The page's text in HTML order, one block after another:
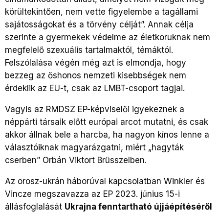
körültekintően, nem vette figyelembe a tagállami
sajátosságokat és a törvény célját”. Annak célja
szerinte a gyermekek védelme az életkoruknak nem
megfelelő szexuális tartalmaktól, témáktól.
Felszólalása végén még azt is elmondja, hogy
bezzeg az őshonos nemzeti kisebbségek nem
érdeklik az EU-t, csak az LMBT-csoport tagjai.
Vagyis az RMDSZ EP-képviselői igyekeznek a
néppárti társaik előtt európai arcot mutatni, és csak
akkor állnak bele a harcba, ha nagyon kínos lenne a
választóiknak magyarázgatni, miért „hagyták
cserben” Orbán Viktort Brüsszelben.
Az orosz-ukrán háborúval kapcsolatban Winkler és
Vincze megszavazza az EP 2023. június 15-i
állásfoglalását Ukrajna fenntartható újjáépítéséről